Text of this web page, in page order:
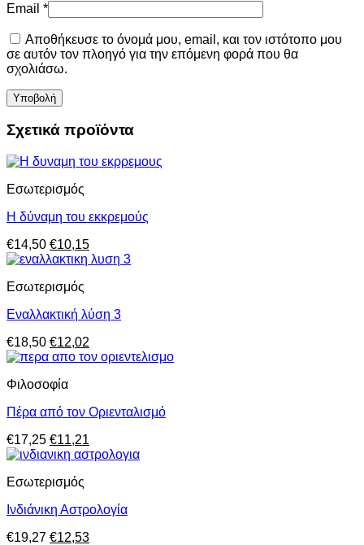
Email *
Αποθήκευσε το όνομά μου, email, και τον ιστότοπο μου
σε αυτόν τον πλοηγό για την επόμενη φορά που θα
σχολιάσω.
Σχετικά προϊόντα
Eσωτερισμός
Η δύναμη του εκκρεμούς
€14,50 Original
price
€14,50.
€10,15Η
τρέχουσα
Eσωτερισμός
Εναλλακτική λύση 3
€18,50 Original
price
€18,50.
€12,02
τρέχουσα
Φιλοσοφία
Πέρα από τον Οριενταλισμό
€17,25 Original
price
€17,25.
€11,21
τρέχουσα
Eσωτερισμός
Ινδιάνικη Αστρολογία
€19,27 Original
€12,53Η